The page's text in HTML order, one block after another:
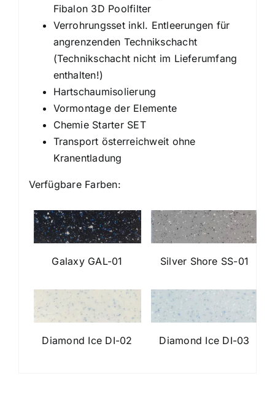
Fibalon 3D Poolfilter
Verrohrungsset inkl. Entleerungen für
angrenzenden Technikschacht
(Technikschacht nicht im Lieferumfang
enthalten!)
Hartschaumisolierung
Vormontage der Elemente
Chemie Starter SET
Transport österreichweit ohne
Kranentladung
Verfügbare Farben:
Galaxy GAL-01 Silver Shore SS-01
Diamond Ice DI-02 Diamond Ice DI-03